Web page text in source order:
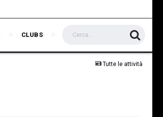
CLUBS
Tutte le attività